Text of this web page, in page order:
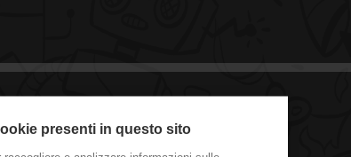
presenti in questo sito